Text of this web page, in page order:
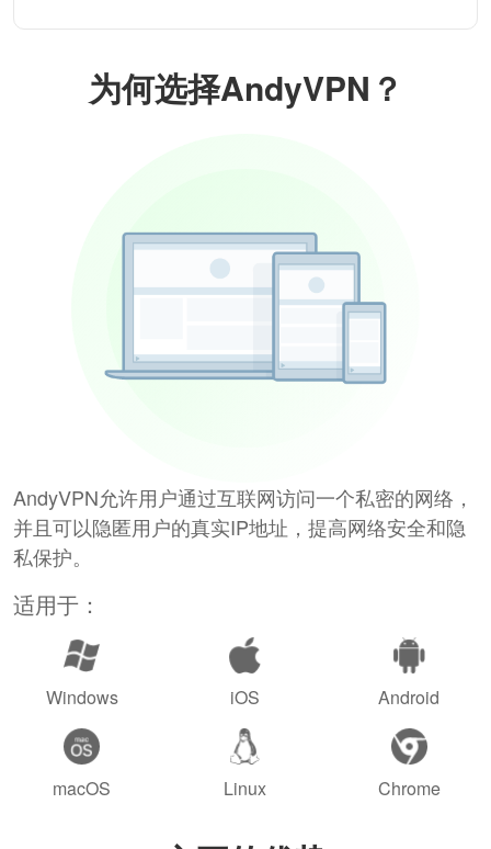
为何选择AndyVPN？
AndyVPN允许用户通过互联网访问一个私密的网络，
并且可以隐匿用户的真实IP地址，提高网络安全和隐
私保护。
适用于：
Windows iOS Android
macOS Linux Chrome